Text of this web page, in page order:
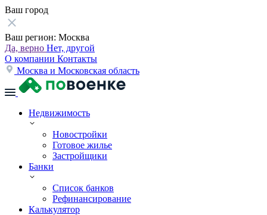
Ваш город
Ваш регион: Москва
Да, верно Нет, другой
О компании Контакты
Москва и Московская область
Недвижимость
Новостройки
Готовое жилье
Застройщики
Банки
Список банков
Рефинансирование
Калькулятор